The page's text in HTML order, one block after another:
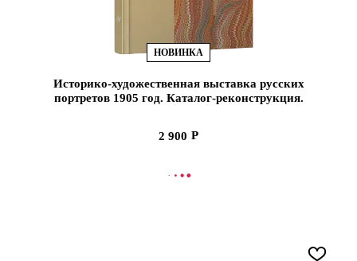
НОВИНКА
Историко-художественная выставка русских
портретов 1905 год. Каталог-реконструкция.
2 900
В КОРЗИНУ